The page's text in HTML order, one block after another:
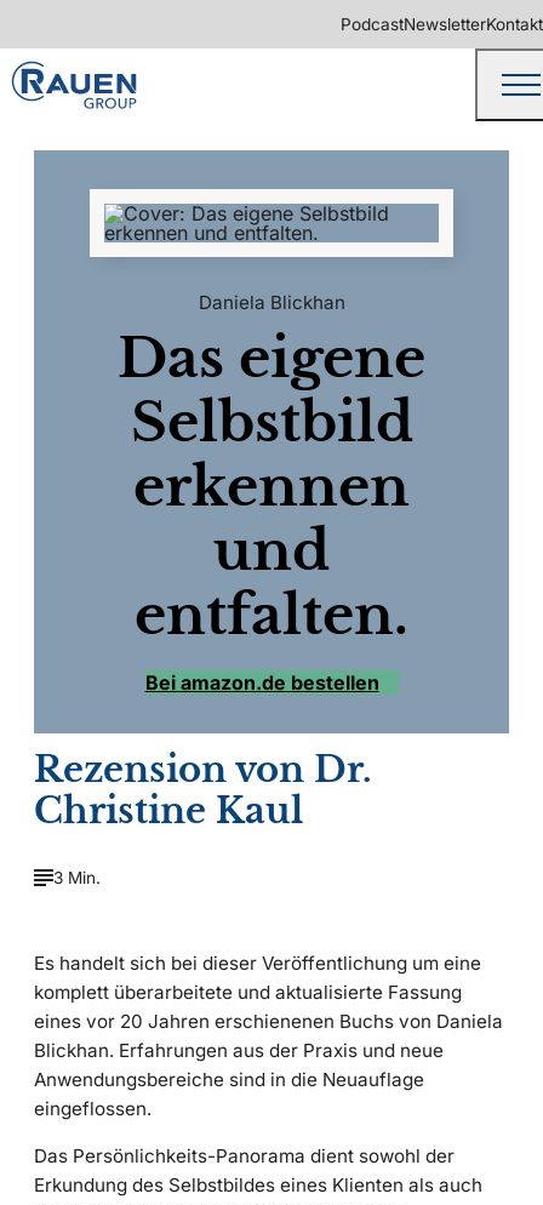
PodcastNewsletterKontakt
Daniela Blickhan
Das eigene
Selbstbild
erkennen
und
entfalten.
Bei amazon.de bestellen
Rezension von Dr.
Christine Kaul
3 Min.
Es handelt sich bei dieser Veröffentlichung um eine
komplett überarbeitete und aktualisierte Fassung
eines vor 20 Jahren erschienenen Buchs von Daniela
Blickhan. Erfahrungen aus der Praxis und neue
Anwendungsbereiche sind in die Neuauflage
eingeflossen.
Das Persönlichkeits-Panorama dient sowohl der
Erkundung des Selbstbildes eines Klienten als auch